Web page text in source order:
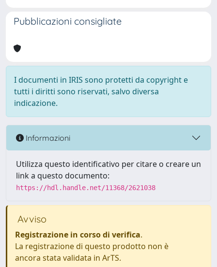
Pubblicazioni consigliate
I documenti in IRIS sono protetti da copyright e
tutti i diritti sono riservati, salvo diversa
indicazione.
Informazioni
Utilizza questo identificativo per citare o creare un
link a questo documento:
https://hdl.handle.net/11368/2621038
Avviso
Registrazione in corso di verifica.
La registrazione di questo prodotto non è
ancora stata validata in ArTS.